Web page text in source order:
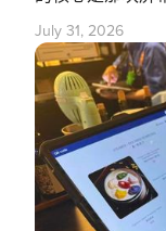
July 31, 2026